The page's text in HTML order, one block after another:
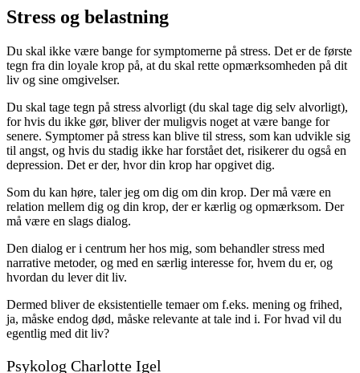
Stress og belastning
Du skal ikke være bange for symptomerne på stress. Det er de første
tegn fra din loyale krop på, at du skal rette opmærksomheden på dit
liv og sine omgivelser.
Du skal tage tegn på stress alvorligt (du skal tage dig selv alvorligt),
for hvis du ikke gør, bliver der muligvis noget at være bange for
senere. Symptomer på stress kan blive til stress, som kan udvikle sig
til angst, og hvis du stadig ikke har forstået det, risikerer du også en
depression. Det er der, hvor din krop har opgivet dig.
Som du kan høre, taler jeg om dig om din krop. Der må være en
relation mellem dig og din krop, der er kærlig og opmærksom. Der
må være en slags dialog.
Den dialog er i centrum her hos mig, som behandler stress med
narrative metoder, og med en særlig interesse for, hvem du er, og
hvordan du lever dit liv.
Dermed bliver de eksistentielle temaer om f.eks. mening og frihed,
ja, måske endog død, måske relevante at tale ind i. For hvad vil du
egentlig med dit liv?
Psykolog Charlotte Igel